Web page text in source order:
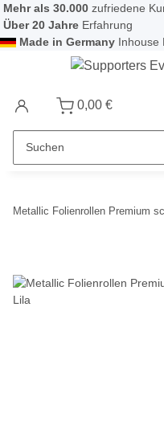
Mehr als 30.000 zufriedene
Über 20 Jahre Erfahrung
Made in Germany Inhouse
0,00 €
Metallic Folienrollen Premium